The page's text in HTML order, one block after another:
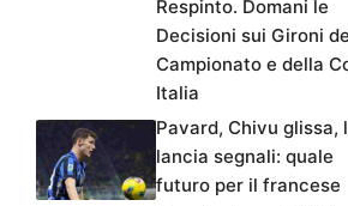
Respinto. Domani le
Decisioni sui Gironi
Campionato e della
Italia
Pavard, Chivu glissa,
lancia segnali: quale
futuro per il francese